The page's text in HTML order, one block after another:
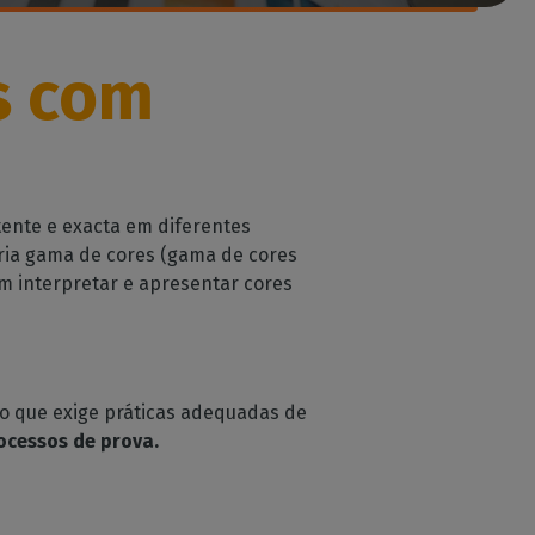
com
e exacta em diferentes
gama de cores (gama de cores
interpretar e apresentar cores
que exige práticas adequadas de
de prova.